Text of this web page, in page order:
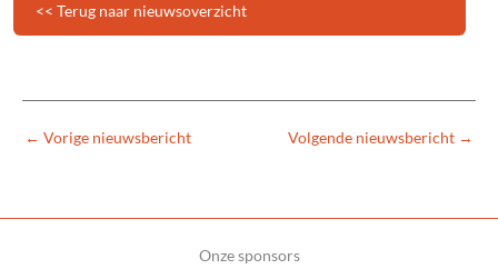
<< Terug naar nieuwsoverzicht
← Vorige nieuwsbericht Volgende nieuwsbericht →
Onze sponsors